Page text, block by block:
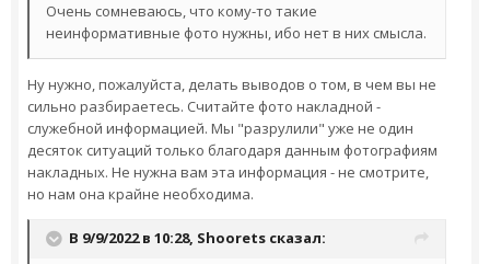
Очень сомневаюсь, что кому-то такие
неинформативные фото нужны, ибо нет в них смысла.
Ну нужно, пожалуйста, делать выводов о том, в чем вы не
сильно разбираетесь. Считайте фото накладной -
служебной информацией. Мы "разрулили" уже не один
десяток ситуаций только благодаря данным фотографиям
накладных. Не нужна вам эта информация - не смотрите,
но нам она крайне необходима.
В 9/9/2022 в 10:28, Shoorets сказал: